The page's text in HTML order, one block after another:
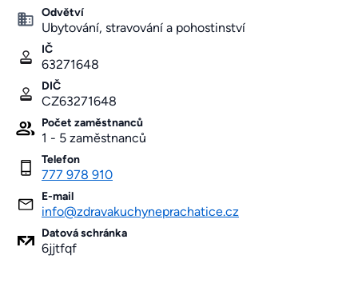
Odvětví
Ubytování, stravování a pohostinství
IČ
63271648
DIČ
CZ63271648
Počet zaměstnanců
1 - 5 zaměstnanců
Telefon
777 978 910
E-mail
info@zdravakuchyneprachatice.cz
Datová schránka
6jjtfqf